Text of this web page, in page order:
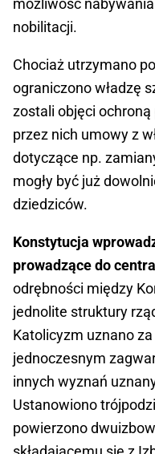
możliwość
nobilitacji.
Chociaż utrzymano
ograniczono władzę
zostali objęci
przez nich umowy z
dotyczące np.
mogły być już
dziedziców.
Konstytucja
prowadzące do
odrębności między
jednolite struktury
Katolicyzm uznano
jednoczesnym
innych wyznań
Ustanowiono
powierzono